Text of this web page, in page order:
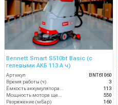
Bennett Smart S510bt Basic (с
гелевыми АКБ 113 А ч)
Артикул
BNT61060
Время работы (ч)
3
113
550
Разряжение (мБар)
160